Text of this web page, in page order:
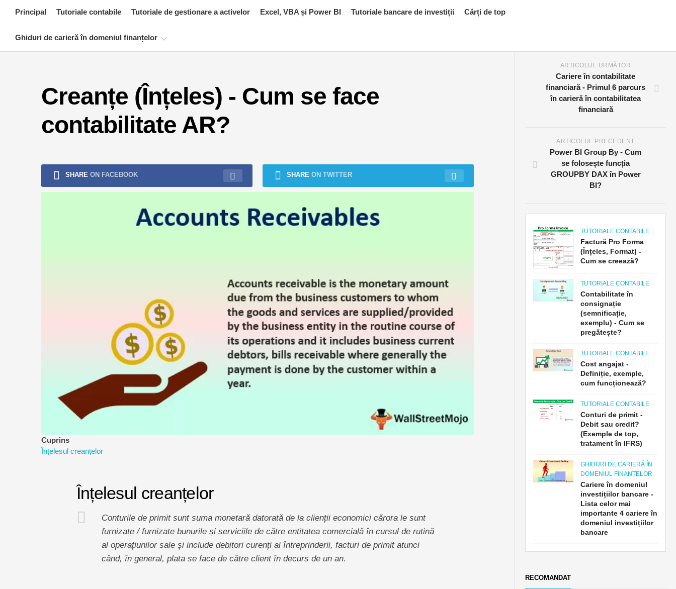
Principal Tutoriale contabile Tutoriale de gestionare a activelor Excel, VBA și Power BI Tutoriale bancare de investiții Cărți de top
Ghiduri de carieră în domeniul finanțelor
certificare
financiară
Tutoriale
Formular
Creanțe (Înțeles) - Cum se face
contabilitate AR?
SHARE ON FACEBOOK SHARE ON TWITTER
Cuprins
Înțelesul creanțelor
Înțelesul creanțelor
Conturile de primit sunt suma monetară datorată de la clienții economici cărora le sunt
furnizate / furnizate bunurile și serviciile de către entitatea comercială în cursul de rutină
al operațiunilor sale și include debitori curenți ai întreprinderii, facturi de primit atunci
când, în general, plata se face de către client în decurs de un an.
ARTICOLUL URMĂTOR
Cariere în contabilitate
financiară - Primul 6 parcurs
în carieră în contabilitatea
financiară
ARTICOLUL PRECEDENT
Power BI Group By - Cum
se folosește funcția
GROUPBY DAX în Power
BI?
TUTORIALE CONTABILE
Factură Pro Forma
(Înțeles, Format) -
Cum se creează?
TUTORIALE CONTABILE
Contabilitate în
consignație
(semnificație,
exemplu) - Cum se
pregătește?
TUTORIALE CONTABILE
Cost angajat -
Definiție, exemple,
cum funcționează?
TUTORIALE CONTABILE
Conturi de primit -
Debit sau credit?
(Exemple de top,
tratament în IFRS)
GHIDURI DE CARIERĂ ÎN
DOMENIUL FINANȚELOR
Cariere în domeniul
investițiilor bancare -
Lista celor mai
importante 4 cariere în
domeniul investițiilor
bancare
RECOMANDAT